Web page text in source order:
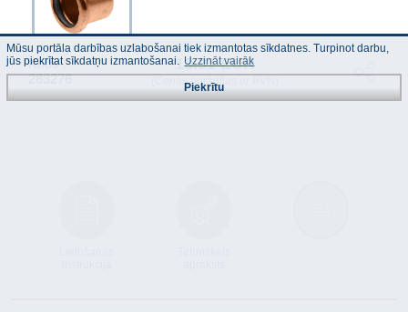
Kods :
283276
13.31 EUR
(Cenas norādītas ar PVN)
Mūsu portāla darbības uzlabošanai tiek izmantotas sīkdatnes. Turpinot darbu,
jūs piekrītat sīkdatņu izmantošanai. Uzzināt vairāk
Piekrītu